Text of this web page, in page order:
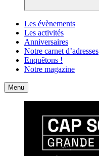
Les évènements
Les activités
Anniversaires
Notre carnet d’adresses
Enquêtons !
Notre magazine
Accueil
Menu Contact